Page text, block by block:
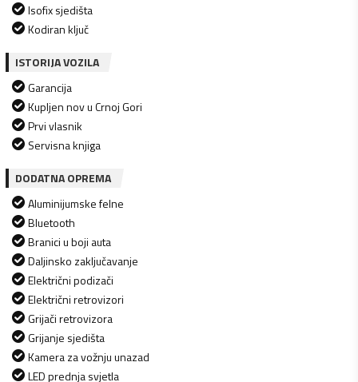
Isofix sjedišta
Kodiran ključ
ISTORIJA VOZILA
Garancija
Kupljen nov u Crnoj Gori
Prvi vlasnik
Servisna knjiga
DODATNA OPREMA
Aluminijumske felne
Bluetooth
Branici u boji auta
Daljinsko zaključavanje
Električni podizači
Električni retrovizori
Grijači retrovizora
Grijanje sjedišta
Kamera za vožnju unazad
LED prednja svjetla